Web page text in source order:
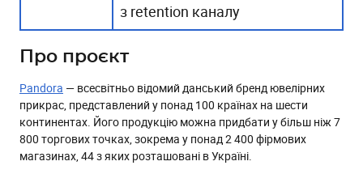
з retention каналу
Про проєкт
Pandora — всесвітньо відомий данський бренд ювелірних
прикрас, представлений у понад 100 країнах на шести
континентах. Його продукцію можна придбати у більш ніж 7
800 торгових точках, зокрема у понад 2 400 фірмових
магазинах, 44 з яких розташовані в Україні.